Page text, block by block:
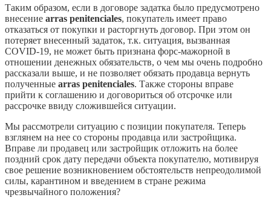
Таким образом, если в договоре задатка было предусмотрено
внесение arras penitenciales, покупатель имеет право
отказаться от покупки и расторгнуть договор. При этом он
потеряет внесенный задаток, т.к. ситуация, вызванная
COVID-19, не может быть признана форс-мажорной в
отношении денежных обязательств, о чем мы очень подробно
рассказали выше, и не позволяет обязать продавца вернуть
полученные arras penitenciales. Также стороны вправе
прийти к соглашению и договориться об отсрочке или
рассрочке ввиду сложившейся ситуации.
Мы рассмотрели ситуацию с позиции покупателя. Теперь
взглянем на нее со стороны продавца или застройщика.
Вправе ли продавец или застройщик отложить на более
поздний срок дату передачи объекта покупателю, мотивируя
свое решение возникновением обстоятельств непреодолимой
силы, карантином и введением в стране режима
чрезвычайного положения?